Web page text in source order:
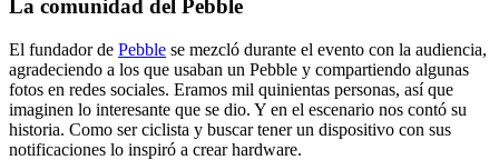
La comunidad del Pebble
El fundador de Pebble se mezcló durante el evento con la audiencia,
agradeciendo a los que usaban un Pebble y compartiendo algunas
fotos en redes sociales. Eramos mil quinientas personas, así que
imaginen lo interesante que se dio. Y en el escenario nos contó su
historia. Como ser ciclista y buscar tener un dispositivo con sus
notificaciones lo inspiró a crear hardware.